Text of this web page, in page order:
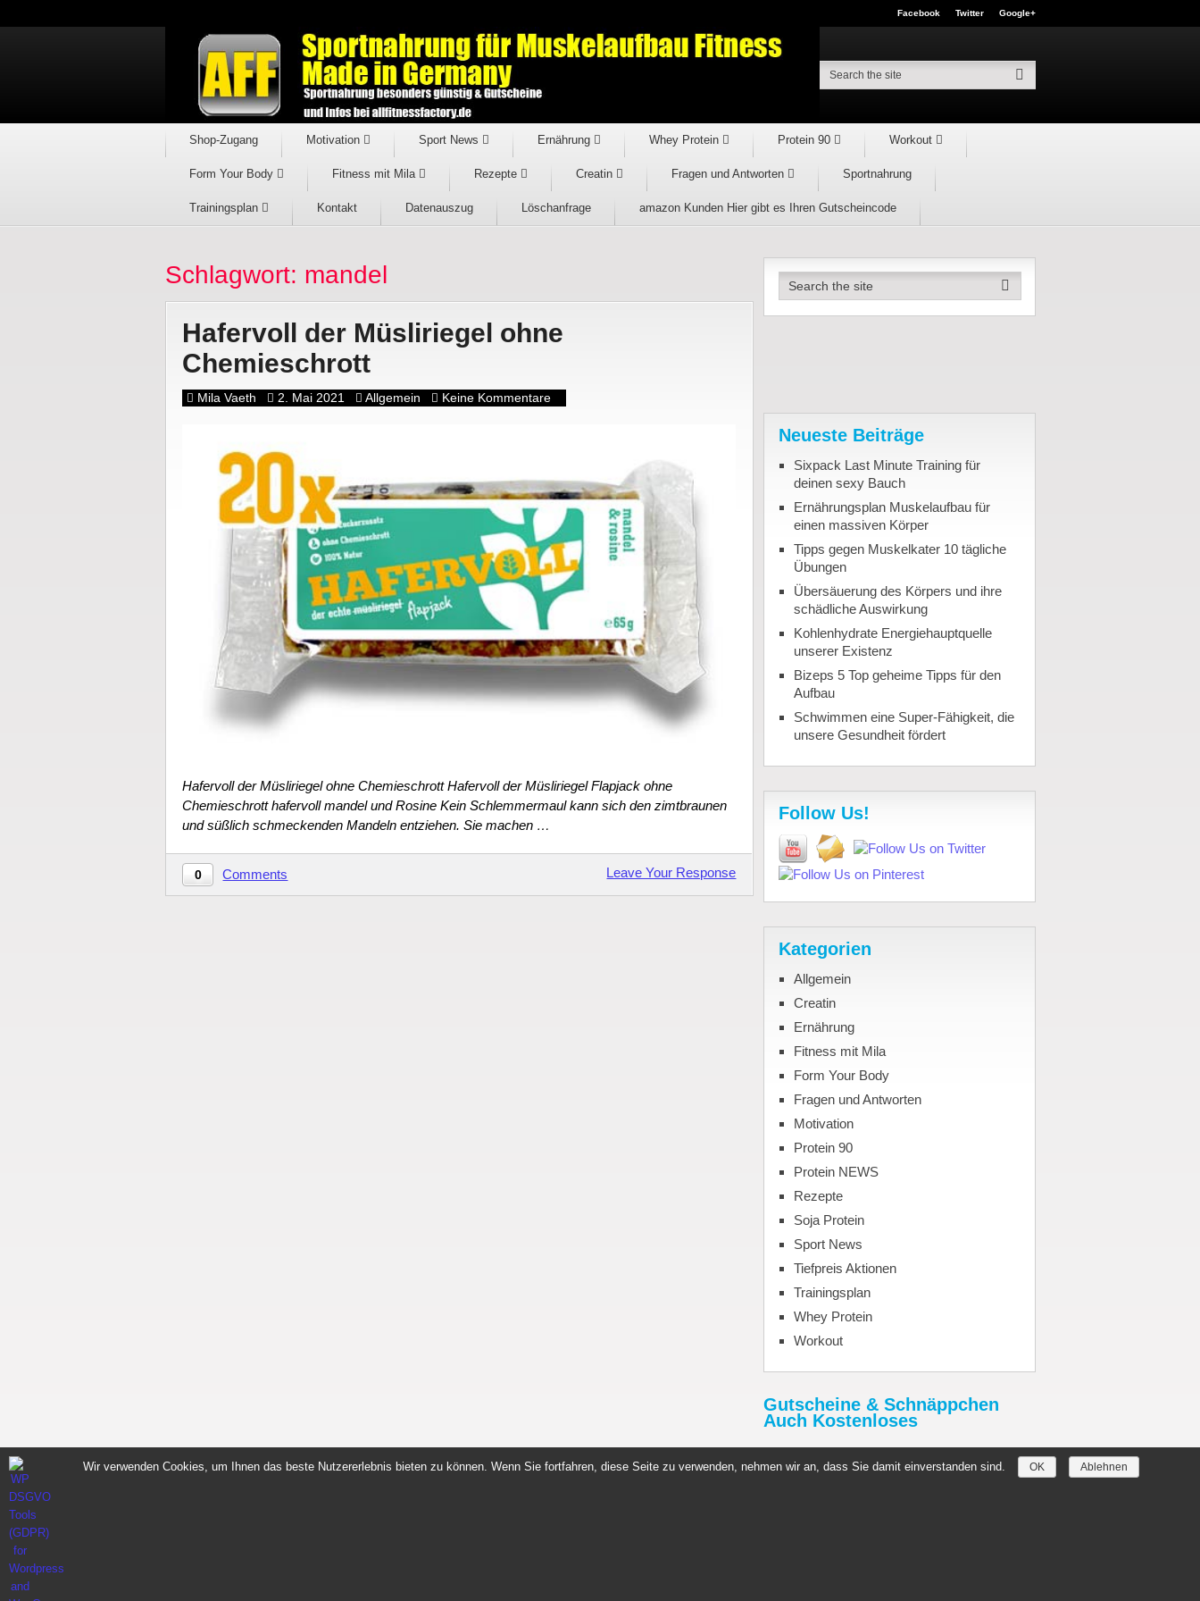
Facebook Twitter Google+
Shop-Zugang Motivation Sport News Ernährung Whey Protein Protein 90 Workout
Form Your Body Fitness mit Mila Rezepte Creatin Fragen und Antworten Sportnahrung
Trainingsplan Kontakt Datenauszug Löschanfrage amazon Kunden Hier gibt es Ihren Gutscheincode
Schlagwort: mandel
Hafervoll der Müsliriegel ohne
Chemieschrott
Mila Vaeth 2. Mai 2021 Allgemein Keine Kommentare
Hafervoll der Müsliriegel ohne Chemieschrott Hafervoll der Müsliriegel Flapjack ohne
Chemieschrott hafervoll mandel und Rosine Kein Schlemmermaul kann sich den zimtbraunen
und süßlich schmeckenden Mandeln entziehen. Sie machen …
0 Comments Leave Your Response
Neueste Beiträge
Sixpack Last Minute Training für
deinen sexy Bauch
Ernährungsplan Muskelaufbau für
einen massiven Körper
Tipps gegen Muskelkater 10 tägliche
Übungen
Übersäuerung des Körpers und ihre
schädliche Auswirkung
Kohlenhydrate Energiehauptquelle
unserer Existenz
Bizeps 5 Top geheime Tipps für den
Aufbau
Schwimmen eine Super-Fähigkeit, die
unsere Gesundheit fördert
Follow Us!
Kategorien
Allgemein
Creatin
Ernährung
Fitness mit Mila
Form Your Body
Fragen und Antworten
Motivation
Protein 90
Protein NEWS
Rezepte
Soja Protein
Sport News
Tiefpreis Aktionen
Trainingsplan
Whey Protein
Workout
Gutscheine & Schnäppchen
Auch Kostenloses
RabattHimmel.de
Wir verwenden Cookies, um Ihnen das beste Nutzererlebnis bieten zu können. Wenn Sie fortfahren, diese Seite zu verwenden, nehmen wir an, dass Sie damit einverstanden sind. OK Ablehnen